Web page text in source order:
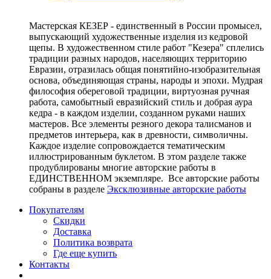
Мастерская КЕЗЕР - единственный в России промысел,
выпускающий художественные изделия из кедровой
щепы. В художественном стиле работ "Кезера" сплелись
традиции разных народов, населяющих территорию
Евразии, отразилась общая понятийно-изобразительная
основа, объединяющая страны, народы и эпохи. Мудрая
философия обереговой традиции, виртуозная ручная
работа, самобытный евразийский стиль и добрая аура
кедра - в каждом изделии, созданном руками наших
мастеров. Все элементы резного декора талисманов и
предметов интерьера, как в древности, символичны.
Каждое изделие сопровождается тематическим
иллюстрированным буклетом. В этом разделе также
продублированы многие авторские работы в
ЕДИНСТВЕННОМ экземпляре. Все авторские работы
собраны в разделе Эксклюзивные авторские работы
Покупателям
Скидки
Доставка
Политика возврата
Где еще купить
Контакты